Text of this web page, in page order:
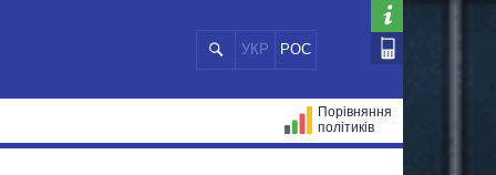
УКР РОС
Порівняння
політиків